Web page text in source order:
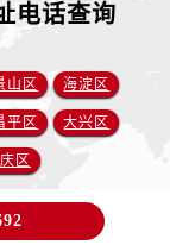
电话查询
山区 海淀区
平区 大兴区
区